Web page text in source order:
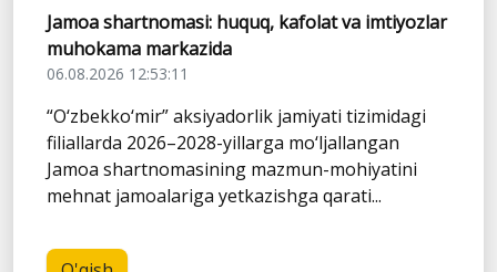
Jamoa shartnomasi: huquq, kafolat va imtiyozlar
muhokama markazida
06.08.2026 12:53:11
“O‘zbekko‘mir” aksiyadorlik jamiyati tizimidagi
filiallarda 2026–2028-yillarga mo‘ljallangan
Jamoa shartnomasining mazmun-mohiyatini
mehnat jamoalariga yetkazishga qarati...